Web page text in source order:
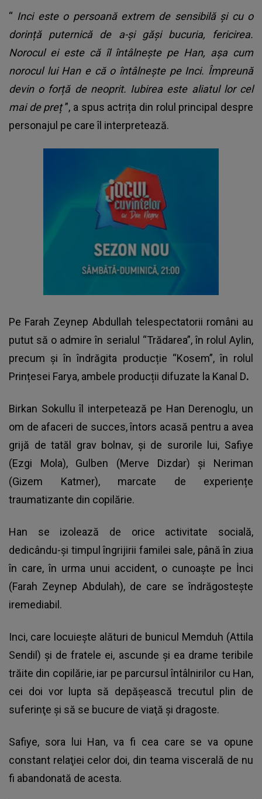
“ Inci este o persoană extrem de sensibilă și cu o
dorință puternică de a-și găși bucuria, fericirea.
Norocul ei este că îl întâlnește pe Han, așa cum
norocul lui Han e că o întâlnește pe Inci. Împreună
devin o forță de neoprit. Iubirea este aliatul lor cel
mai de preț”, a spus actrița din rolul principal despre
personajul pe care îl interpretează.
Pe Farah Zeynep Abdullah telespectatorii români au
putut să o admire în serialul “Trădarea”, în rolul Aylin,
precum și în îndrăgita producție “Kosem”, în rolul
Prințesei Farya, ambele producții difuzate la Kanal D.
Birkan Sokullu îl interpetează pe Han Derenoglu, un
om de afaceri de succes, întors acasă pentru a avea
grijă de tatăl grav bolnav, și de surorile lui, Safiye
(Ezgi Mola), Gulben (Merve Dizdar) și Neriman
(Gizem Katmer), marcate de experiențe
traumatizante din copilărie.
Han se izolează de orice activitate socială,
dedicându-și timpul îngrijirii familei sale, până în ziua
în care, în urma unui accident, o cunoaște pe İnci
(Farah Zeynep Abdulah), de care se îndrăgosteşte
iremediabil.
Inci, care locuieşte alături de bunicul Memduh (Attila
Sendil) şi de fratele ei, ascunde şi ea drame teribile
trăite din copilărie, iar pe parcursul întâlnirilor cu Han,
cei doi vor lupta să depăşească trecutul plin de
suferinţe şi să se bucure de viaţă şi dragoste.
Safiye, sora lui Han, va fi cea care se va opune
constant relaţiei celor doi, din teama viscerală de nu
fi abandonată de acesta.